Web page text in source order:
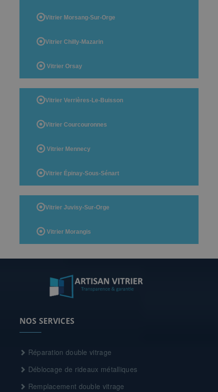
Vitrier Morsang-Sur-Orge
Vitrier Chilly-Mazarin
Vitrier Orsay
Vitrier Verrières-Le-Buisson
Vitrier Courcouronnes
Vitrier Mennecy
Vitrier Épinay-Sous-Sénart
Vitrier Juvisy-Sur-Orge
Vitrier Morangis
NOS SERVICES
Réparation double vitrage
Déblocage de rideaux métalliques
Remplacement double vitrage